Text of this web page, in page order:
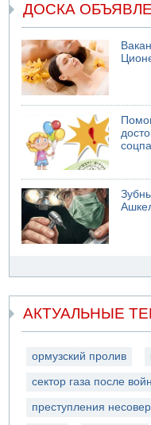
ДОСКА
АКТУАЛЬНЫЕ
ормузский пролив
сектор газа после
преступления